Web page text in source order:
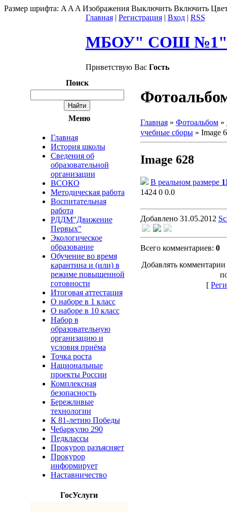
Размер шрифта: A A A Изображения Выключить Включить
Главная| Регистрация| Вход| RSS
МБОУ" СОШ №1"
Приветствую Вас Гость
Поиск
Меню
Главная
История школы
Сведения об
образовательной
организации
ВСОКО
Методическая работа
Воспитательная
работа
РДДМ"Движение
Первых"
Экологическое
образование
Обучение во время
карантина и (или) в
режиме повышенной
готовности
Итоговая аттестация
О наборе в 1 класс
О наборе в 10 класс
Набор в
образовательную
организацию и
условия приёма
Точка роста
Национальные
проекты России
Комплексная
безопасность
Бережливые
технологии
К 81-летию Победы
Чебаркулю 290
Педклассы
Прокурор разъясняет
Прокурор
информирует
Наставничество
ГосУслуги
Главная» Фотоальбом»
учебные сборы» Image
Image 628
В реальном размере
1424 0 0.0
Добавлено31.05.2012
Всего комментариев: 0
Добавлять
[